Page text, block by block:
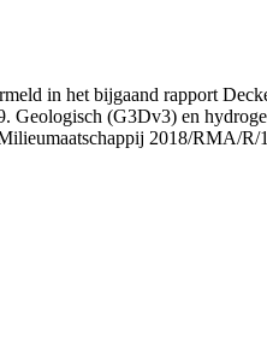
in het bijgaand rapport
Geologisch (G3Dv3) en
2018/RMA/R/